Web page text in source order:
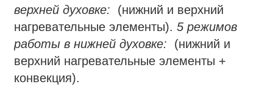
верхней духовке: (нижний и верхний
нагревательные элементы). 5 режимов
работы в нижней духовке:
(нижний и
верхний нагревательные элементы +
конвекция).